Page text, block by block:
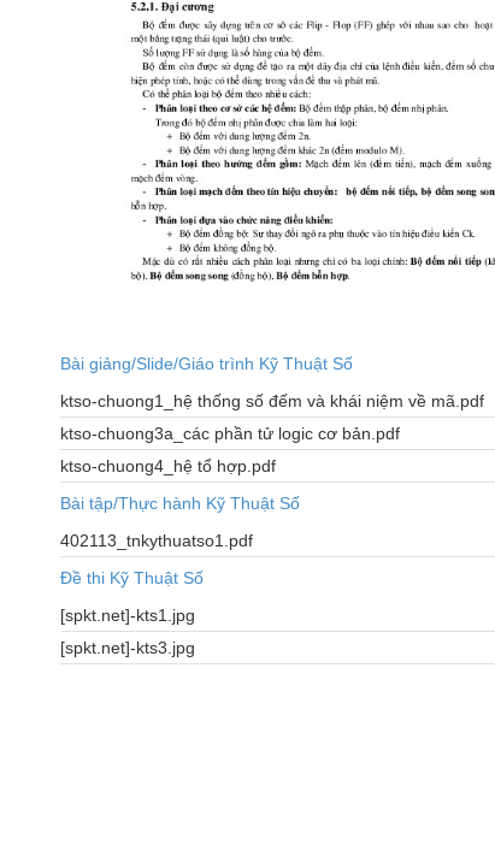
Bài giảng/Slide/Giáo trình Kỹ Thuật Số
ktso-chuong1_hệ thống số đếm và khái niệm về mã.pdf
ktso-chuong3a_các phần tử logic cơ bản.pdf
ktso-chuong4_hệ tổ hợp.pdf
Bài tập/Thực hành Kỹ Thuật Số
402113_tnkythuatso1.pdf
Đề thi Kỹ Thuật Số
[spkt.net]-kts1.jpg
[spkt.net]-kts3.jpg